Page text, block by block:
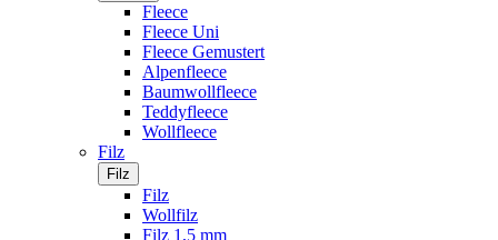
Fleece
Fleece Uni
Fleece Gemustert
Alpenfleece
Baumwollfleece
Teddyfleece
Wollfleece
Filz
Filz
Filz
Wollfilz
Filz 1,5 mm